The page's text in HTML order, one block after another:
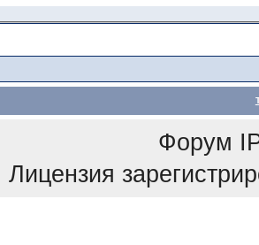
Форум
Лицензия